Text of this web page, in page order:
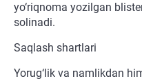
yo‘riqnoma yozilgan
solinadi.
Saqlash shartlari
Yorug‘lik va namlikdan